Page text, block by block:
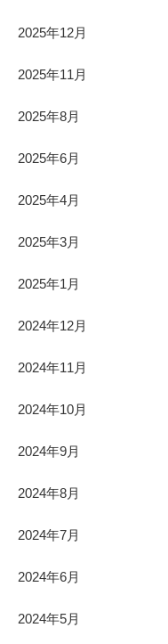
2025年12月
2025年11月
2025年8月
2025年6月
2025年4月
2025年3月
2025年1月
2024年12月
2024年11月
2024年10月
2024年9月
2024年8月
2024年7月
2024年6月
2024年5月